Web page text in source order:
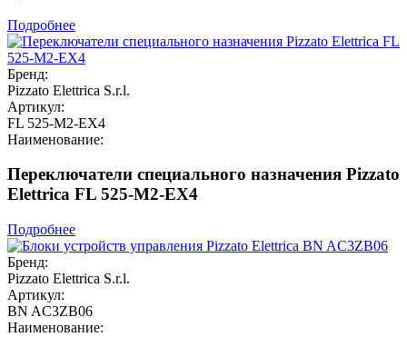
Подробнее
Бренд:
Pizzato Elettrica S.r.l.
Артикул:
FL 525-M2-EX4
Наименование:
Переключатели специального назначения Pizzato
Elettrica FL 525-M2-EX4
Подробнее
Бренд:
Pizzato Elettrica S.r.l.
Артикул:
BN AC3ZB06
Наименование: